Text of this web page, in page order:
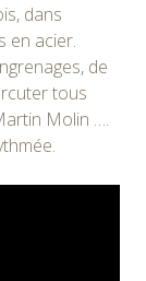
dans
en acier.
de
tous
Molin ….